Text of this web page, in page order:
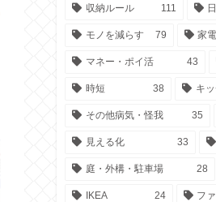
収納ルール 111
モノを減らす 79 家電
マネー・ポイ活 43
時短 38 キ
その他病気・怪我 35
見える化 33
庭・外構・駐車場 28
IKEA 24 フ